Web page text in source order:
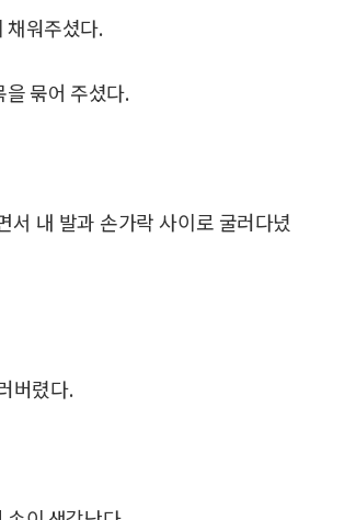
채워주셨다.
묶어 주셨다.
내 발과 손가락 사이로 굴러다녔
버렸다.